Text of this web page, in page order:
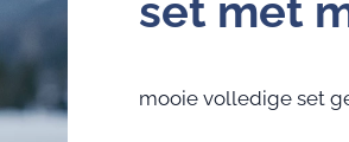
set met
mooie volledige set